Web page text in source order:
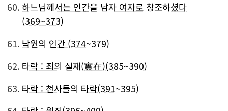
60. 하느님께서는 인간을 남자 여자로 창조하셨다
(369~373)
61. 낙원의 인간 (374~379)
62. 타락 : 죄의 실재(實在)(385~390)
63. 타락 : 천사들의 타락(391~395)